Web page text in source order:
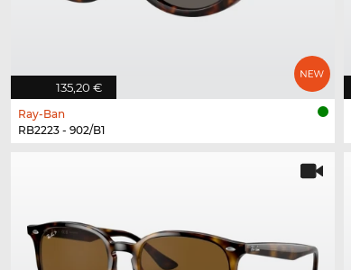
135,20 €
Ray-Ban
RB2223 - 902/B1